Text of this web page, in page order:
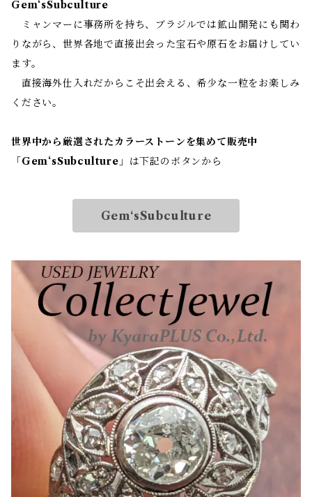
Gem‘sSubculture
ミャンマーに事務所を持ち、ブラジルでは鉱山開発にも関わ
りながら、世界各地で直接出会った宝石や原石をお届けしてい
ます。
直接海外仕入れだからこそ出会える、希少な一粒をお楽しみ
ください。
世界中から厳選されたカラーストーンを集めて販売中
「Gem‘sSubculture 」は下記のボタンから
Gem‘sSubculture